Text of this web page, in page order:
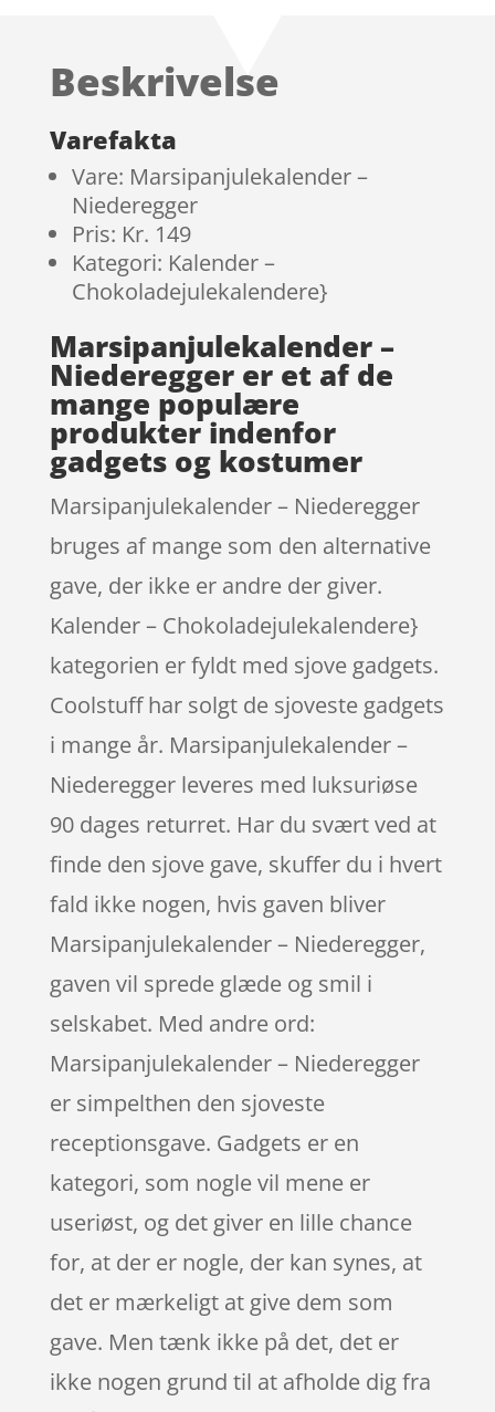
Beskrivelse
Varefakta
Vare: Marsipanjulekalender –
Niederegger
Pris: Kr. 149
Kategori: Kalender –
Chokoladejulekalendere}
Marsipanjulekalender –
Niederegger er et af de
mange populære
produkter indenfor
gadgets og kostumer
Marsipanjulekalender – Niederegger
bruges af mange som den alternative
gave, der ikke er andre der giver.
Kalender – Chokoladejulekalendere}
kategorien er fyldt med sjove gadgets.
Coolstuff har solgt de sjoveste gadgets
i mange år. Marsipanjulekalender –
Niederegger leveres med luksuriøse
90 dages returret. Har du svært ved at
finde den sjove gave, skuffer du i hvert
fald ikke nogen, hvis gaven bliver
Marsipanjulekalender – Niederegger,
gaven vil sprede glæde og smil i
selskabet. Med andre ord:
Marsipanjulekalender – Niederegger
er simpelthen den sjoveste
receptionsgave. Gadgets er en
kategori, som nogle vil mene er
useriøst, og det giver en lille chance
for, at der er nogle, der kan synes, at
det er mærkeligt at give dem som
gave. Men tænk ikke på det, det er
ikke nogen grund til at afholde dig fra